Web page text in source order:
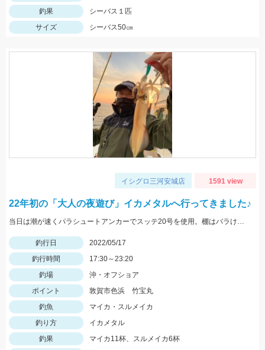
釣果
シーバス１匹
サイズ
シーバス50㎝
イシグロ三河安城店 1591 view
22年初の「大人の夜遊び」イカメタルへ行ってきました♪
当日は潮が速くパラシュートアンカーでスッテ20号を使用。棚はバラけていますがボトムが一番反応が良かったです。
釣行日
2022/05/17
釣行時間
17:30～23:20
釣場
沖・オフショア
ポイント
敦賀市色浜 竹宝丸
釣魚
マイカ・スルメイカ
釣り方
イカメタル
釣果
マイカ11杯、スルメイカ6杯